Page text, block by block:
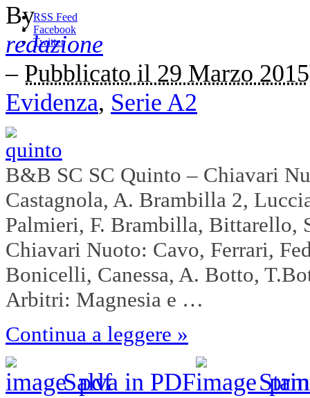
RSS Feed
Facebook
Twitter
By
redazione
– Pubblicato il 29 Marzo 2015
Evidenza, Serie A2
B&B SC SC Quinto – Chiavari
Castagnola, A. Brambilla 2,
Palmieri, F. Brambilla, Bittarello,
Chiavari Nuoto: Cavo, Ferrari,
Bonicelli, Canessa, A. Botto,
Arbitri: Magnesia e …
Continua a leggere »
Salva in PDF